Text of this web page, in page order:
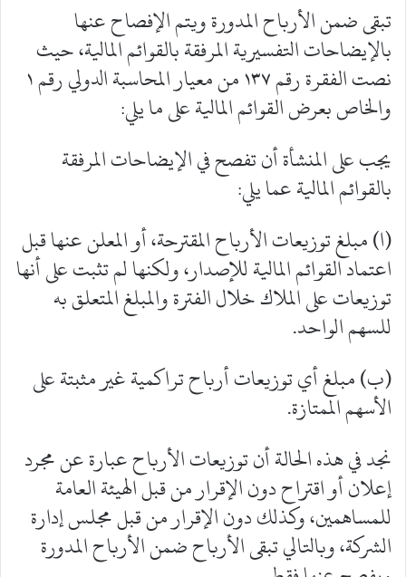
تبقى ضمن الأرباح المدورة ويتم الإفصاح عنها
بالإيضاحات التفسيرية المرفقة بالقوائم المالية، حيث
نصت الفقرة رقم ١٣٧ من معيار المحاسبة الدولي رقم ١
والخاص بعرض القوائم المالية على ما يلي:
يجب على المنشأة أن تفصح في الإيضاحات المرفقة
بالقوائم المالية عما يلي:
(ا) مبلغ توزيعات الأرباح المقترحة، أو المعلن عنها قبل
اعتماد القوائم المالية للإصدار، ولكنها لم تثبت على أنها
توزيعات على الملاك خلال الفترة والمبلغ المتعلق به
للسهم الواحد.
(ب) مبلغ أي توزيعات أرباح تراكمية غير مثبتة على
الأسهم الممتازة.
نجد في هذه الحالة أن توزيعات الأرباح عبارة عن مجرد
إعلان أو اقتراح دون الإقرار من قبل الهيئة العامة
للمساهمين، وكذلك دون الإقرار من قبل مجلس إدارة
الشركة، وبالتالي تبقى الأرباح ضمن الأرباح المدورة